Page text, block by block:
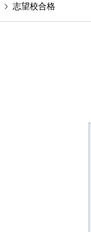
志望校合格